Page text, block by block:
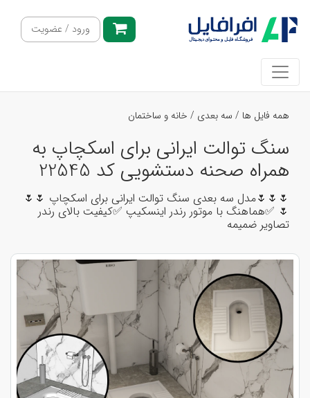
ورود / عضویت
همه فایل ها / سه بعدی / خانه و ساختمان
سنگ توالت ایرانی برای اسکچاپ به
همراه صحنه دستشویی کد 22545
🌷🌷🌷مدل سه بعدی سنگ توالت ایرانی برای اسکچاپ 🌷🌷
🌷 ✅هماهنگ با موتور رندر اینسکیپ ✅کیفیت بالای رندر
تصاویر ضمیمه